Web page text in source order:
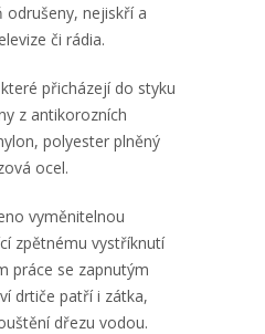
nejiskří a
či rádia.
přicházejí do styku
z antikorozních
polyester plněný
ocel.
vyměnitelnou
zpětnému vystříknutí
práce se zapnutým
drtiče patří i zátka,
dřezu vodou.